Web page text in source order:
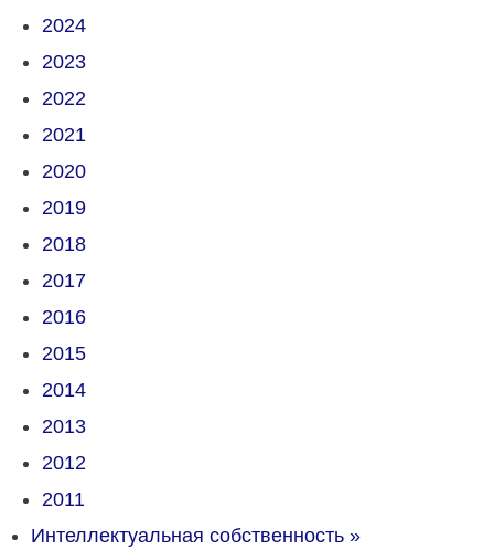
2024
2023
2022
2021
2020
2019
2018
2017
2016
2015
2014
2013
2012
2011
Интеллектуальная собственность »